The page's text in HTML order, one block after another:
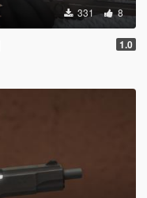
331 8
1.0